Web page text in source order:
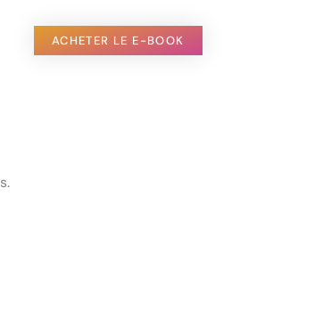
ACHETER LE E-BOOK